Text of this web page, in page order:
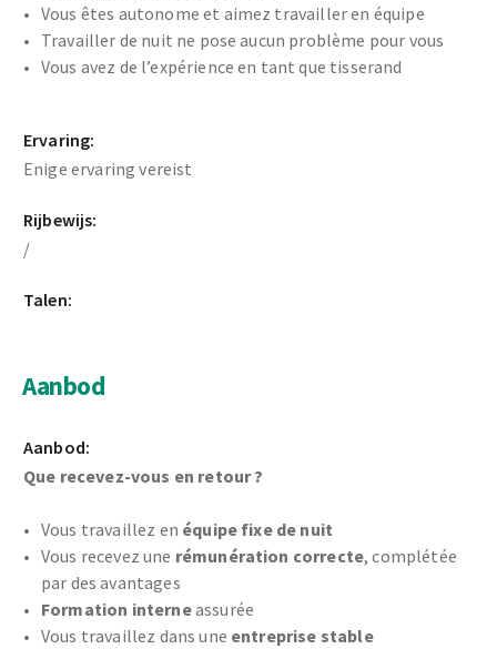
Vous êtes autonome et aimez travailler en équipe
Travailler de nuit ne pose aucun problème pour vous
Vous avez de l’expérience en tant que tisserand
Ervaring:
Enige ervaring vereist
Rijbewijs:
/
Talen:
Aanbod
Aanbod:
Que recevez-vous en retour ?
Vous travaillez en équipe fixe de nuit
Vous recevez une rémunération correcte, complétée
par des avantages
Formation interneassurée
Vous travaillez dans une entreprise stable